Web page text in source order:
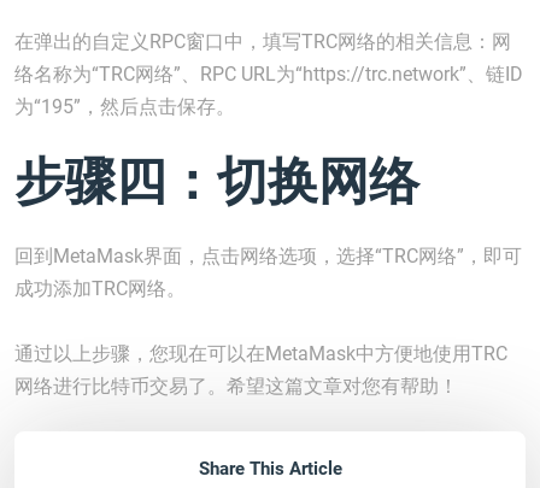
在弹出的自定义RPC窗口中，填写TRC网络的相关信息：网
络名称为“TRC网络”、RPC URL为“https://trc.network”、链ID
为“195”，然后点击保存。
步骤四：切换网络
回到MetaMask界面，点击网络选项，选择“TRC网络”，即可
成功添加TRC网络。
通过以上步骤，您现在可以在MetaMask中方便地使用TRC
网络进行比特币交易了。希望这篇文章对您有帮助！
Share This Article